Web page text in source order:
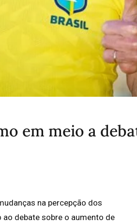
em meio a
na percepção dos
debate sobre o aumento de